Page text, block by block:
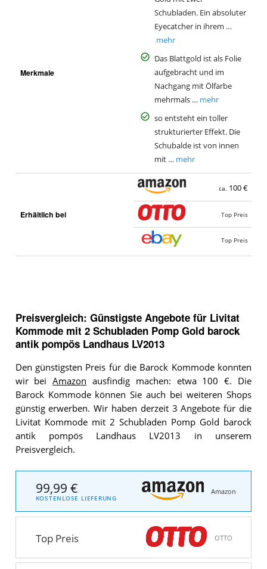
Merkmale
Schubladen. Ein absoluter
Eyecatcher in ihrem …
mehr
Das Blattgold ist als Folie
aufgebracht und im
Nachgang mit Ölfarbe
mehrmals … mehr
so entsteht ein toller
strukturierter Effekt. Die
Schubalde ist von innen
mit … mehr
Erhältlich bei
ca. 100 €
Top Preis
Top Preis
Preisvergleich: Günstigste Angebote für Livitat
Kommode mit 2 Schubladen Pomp Gold barock
antik pompös Landhaus LV2013
Den günstigsten Preis für die Barock Kommode konnten
wir beiAmazon ausfindig machen: etwa 100 €. Die
Barock Kommode können Sie auch bei weiteren Shops
günstig erwerben. Wir haben derzeit 3 Angebote für die
Livitat Kommode mit 2 Schubladen Pomp Gold barock
antik pompös Landhaus LV2013 in unserem
Preisvergleich.
99,99 €
KOSTENLOSE LIEFERUNG
Amazon
Top Preis OTTO